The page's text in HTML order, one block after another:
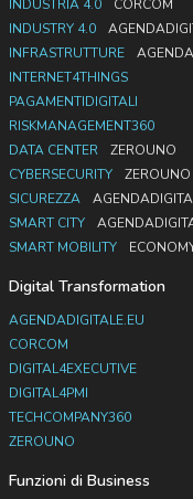
INDUSTRIA 4.0
CORCOM
INDUSTRY 4.0
INFRASTRUTTURE
INTERNET4THINGS
PAGAMENTIDIGITALI
RISKMANAGEMENT360
DATA CENTER
ZEROUNO
CYBERSECURITY
ZEROUNO
SICUREZZA
SMART CITY
SMART MOBILITY
Digital Transformation
AGENDADIGITALE.EU
CORCOM
DIGITAL4EXECUTIVE
DIGITAL4PMI
TECHCOMPANY360
ZEROUNO
Funzioni di Business